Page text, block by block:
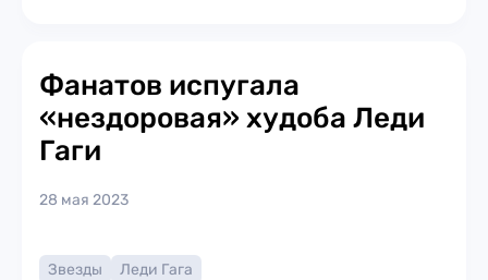
Фанатов испугала
«нездоровая» худоба Леди
Гаги
28 мая 2023
Звезды
Леди Гага